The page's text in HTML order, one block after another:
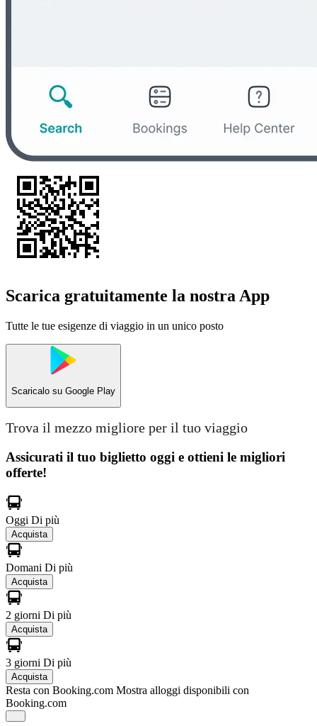
Scarica gratuitamente la nostra App
Tutte le tue esigenze di viaggio in un unico posto
Scaricalo su Google Play
Trova il mezzo migliore per il tuo viaggio
Assicurati il ​​tuo biglietto oggi e ottieni le migliori
offerte!
Oggi Di più
Acquista
Domani Di più
Acquista
2 giorni Di più
Acquista
3 giorni Di più
Acquista
Resta con Booking.com Mostra alloggi disponibili con
Booking.com